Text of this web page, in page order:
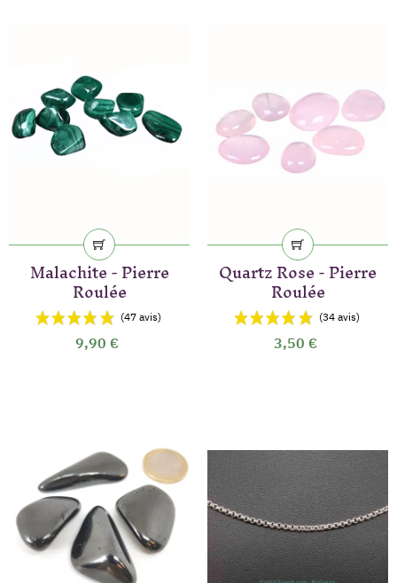
Malachite - Pierre
Roulée
9,90 €
Quartz Rose - Pierre
Roulée
3,50 €